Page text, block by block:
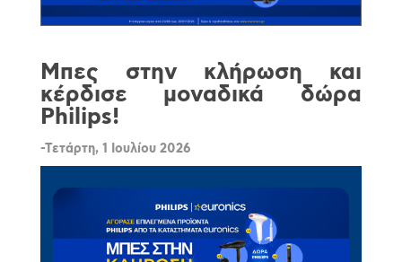
Μπες στην κλήρωση και
κέρδισε μοναδικά δώρα
Philips!
-Τετάρτη, 1 Ιουλίου 2026